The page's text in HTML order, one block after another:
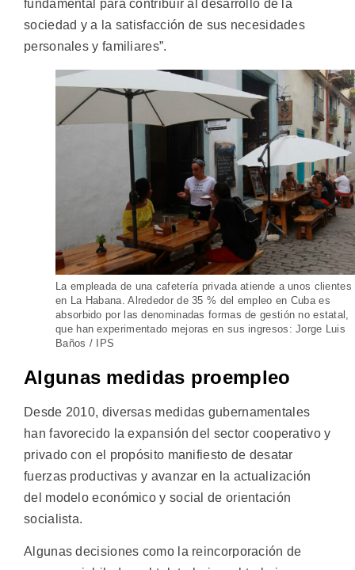
fundamental para contribuir al desarrollo de la
sociedad y a la satisfacción de sus necesidades
personales y familiares”.
La empleada de una cafetería privada atiende a unos clientes
en La Habana. Alrededor de 35 % del empleo en Cuba es
absorbido por las denominadas formas de gestión no estatal,
que han experimentado mejoras en sus ingresos: Jorge Luis
Baños / IPS
Algunas medidas proempleo
Desde 2010, diversas medidas gubernamentales
han favorecido la expansión del sector cooperativo y
privado con el propósito manifiesto de desatar
fuerzas productivas y avanzar en la actualización
del modelo económico y social de orientación
socialista.
Algunas decisiones como la reincorporación de